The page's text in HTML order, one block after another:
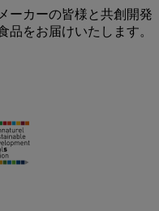
ーカーの皆様と共創開発
品をお届けいたします。